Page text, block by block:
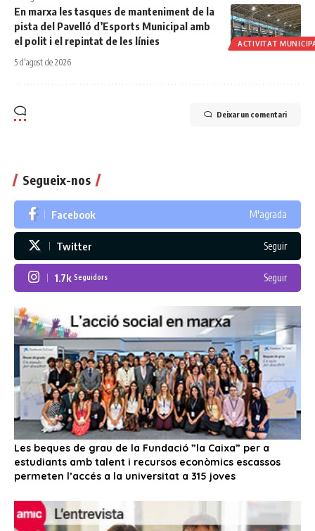
ACTIVITAT
En marxa les tasques de manteniment de la
pista del Pavelló d’Esports Municipal amb
el polit i el repintat de les línies
5 d'agost de 2026
Deixar un comentari
Segueix-nos
Facebook M'agrada
Twitter Seguir
1.7k Seguidors Seguir